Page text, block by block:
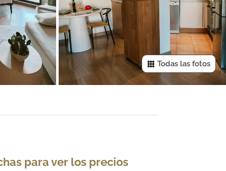
Todas las fotos
para ver los precios